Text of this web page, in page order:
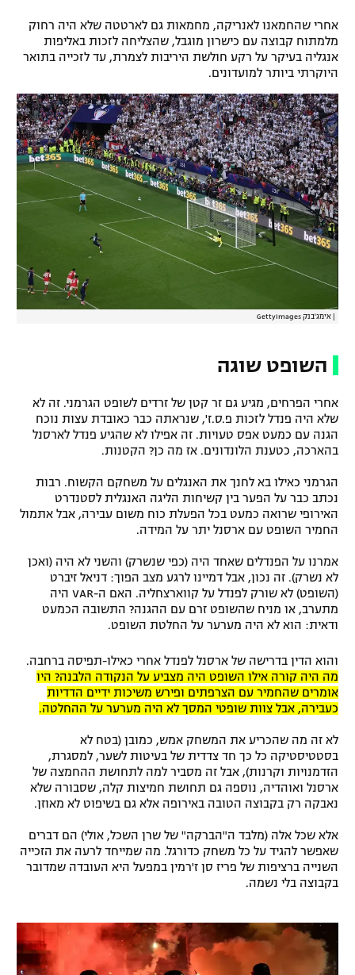
אחרי שהחמאנו לאנריקה, מחמאות גם לארטטה שלא היה רחוק
מלמתוח קבוצה עם כישרון מוגבל, שהצליחה לזכות באליפות
אנגליה בעיקר על רקע חולשת היריבות לצמרת, עד לזכייה בתואר
היוקרתי ביותר למועדונים.
אימג'בנק GettyImages
השופט שוגה
אחרי הפרחים, מגיע גם זר קטן של זרדים לשופט הגרמני. זה לא
שלא היה פנדל לזכות פ.ס.ז', שנראתה כבר כאובדת עצות נוכח
הגנה עם כמעט אפס טעויות. זה אפילו לא שהגיע פנדל לארסנל
בהארכה, כטענת הלונדונים. אז מה כן? הקטנות.
הגרמני כאילו בא לחנך את האנגלים על משחקם הקשוח. רבות
נכתב כבר על הפער בין קשיחות הליגה האנגלית לסטנדרט
האירופי שרואה כמעט בכל הפעלת כוח משום עבירה, אבל אתמול
החמיר השופט עם ארסנל יתר על המידה.
אמרנו על הפנדלים שאחד היה (כפי שנשרק) והשני לא היה (ואכן
לא נשרק). זה נכון, אבל דמיינו לרגע מצב הפוך: דניאל זיברט
(השופט) לא שורק לפנדל על קווארצחליה. האם ה-VAR היה
מתערב, או מניח שהשופט זרם עם ההגנה? התשובה הכמעט
ודאית: הוא לא היה מערער על החלטת השופט.
והוא הדין בדרישה של ארסנל לפנדל אחרי כאילו-תפיסה ברחבה.
מה היה קורה אילו השופט היה מצביע על הנקודה הלבנה? היו
אומרים שהחמיר עם הצרפתים ופירש משיכות ידיים הדדיות
כעבירה, אבל צוות שופטי המסך לא היה מערער על ההחלטה.
לא זה מה שהכריע את המשחק אמש, כמובן (בטח לא
בסטטיסטיקה כל כך חד צדדית של בעיטות לשער, למסגרת,
הזדמנויות וקרנות), אבל זה מסביר למה לתחושת ההחמצה של
ארסנל ואוהדיה, נוספה גם תחושת חמיצות קלה, שסבורה שלא
נאבקה רק בקבוצה הטובה באירופה אלא גם בשיפוט לא מאוזן.
אלא שכל אלה (מלבד ה"הברקה" של שרן השכל, אולי) הם דברים
שאפשר להגיד על כל משחק כדורגל. מה שמייחד לרעה את הזכייה
השנייה ברציפות של פריז סן ז'רמין במפעל היא העובדה שמדובר
בקבוצה בלי נשמה.